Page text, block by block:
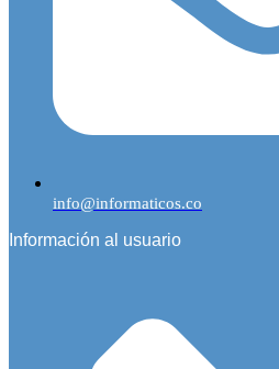
info@informaticos.co
Información al usuario